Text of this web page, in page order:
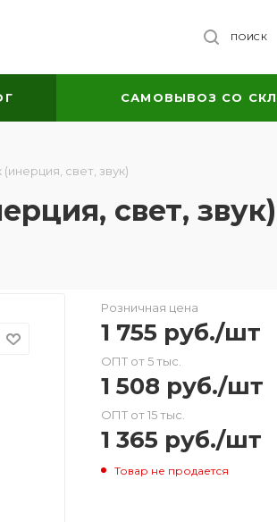
ПОИСК
САМОВЫВОЗ СО
свет, звук)
свет, звук)
Розничная цена
1 755 руб./шт
ОПТ от 5 тыс.
1 508 руб./шт
ОПТ от 15 тыс.
1 365 руб./шт
Товар не продается